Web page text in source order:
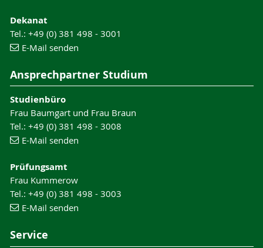
Dekanat
Tel.: +49 (0) 381 498 - 3001
E-Mail senden
Ansprechpartner Studium
Studienbüro
Frau Baumgart und Frau Braun
Tel.: +49 (0) 381 498 - 3008
E-Mail senden
Prüfungsamt
Frau Kummerow
Tel.: +49 (0) 381 498 - 3003
E-Mail senden
Service